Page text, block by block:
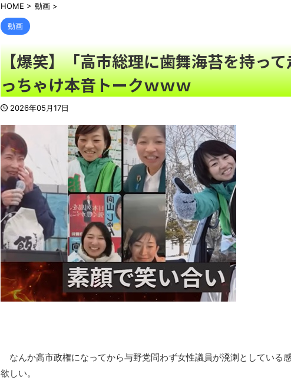
【相撲】日本で唯一！「鬢付け油」をつくる職人の世界！NEW!
【珍事】サッカーの試合が原因で交通事故が起きてしまう。
シカ「全部喰った」 祭り中止
ール アツいスポーツ漫画】
翻訳によると「怒った子どもが我慢に我慢して放った究極の
わずか３センチ！ 極小カブトムシ発見
【衝撃】韓国で売っている目覚まし時計のデザインが悪夢すぎる
まっぷたつに…日本レトロゲーム協会がゲームソフトCDの劣化
別にどこの誰が一日何時間睡眠だろうがどうでもいいじゃないで
8月26日にリメイク完結編「FF7リベレーション」の新映像が公
凡庸な悪
お前らの身体の悩み教えてくれ
「アメリカのヤンキーがアジア人にケンカを売った結果ｗｗｗ
【読書感想】山野辺太郎『いつか深い穴に落ちるまで』
独学で挑んだ2026年二級建築士学科試験結果速報（仮）
HOME > 動画 >
動画
【爆笑】「高市総理に歯舞海苔を持っ
っちゃけ本音トークｗｗｗ
2026年05月17日
なんか高市政権になってから与野党問わず女性議員が溌溂としている
欲しい。